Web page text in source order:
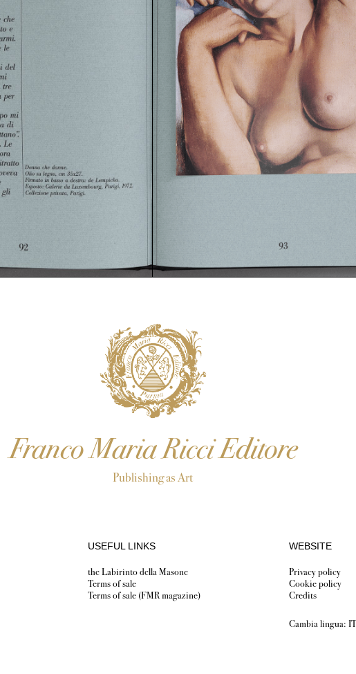
Franco Maria Ricci Editore
Publishing as Art
USEFUL LINKS
the Labirinto della Masone
Terms of sale
Terms of sale (FMR magazine)
WEBSITE
Privacy policy
Cookie policy
Credits
Cambia lingua: IT